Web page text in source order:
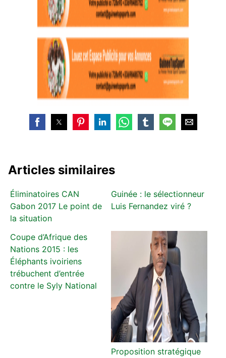
Articles similaires
Éliminatoires CAN
Gabon 2017 Le point de
la situation
Guinée : le sélectionneur
Luis Fernandez viré ?
Coupe d’Afrique des
Nations 2015 : les
Éléphants ivoiriens
trébuchent d’entrée
contre le Syly National
Proposition stratégique